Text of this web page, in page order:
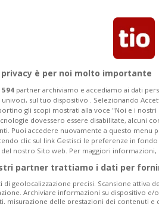
è per noi molto importante
594 partner archiviamo e accediamo ai dati
sul tuo dispositivo . Selezionando
gli scopi mostrati alla voce "Noi e i
dovessero essere disabilitate, alcuni
Puoi accedere nuovamente a questo
clic sul link Gestisci le preferenze in
nostro Sito web. Per maggiori informazioni,
partner trattiamo i dati per
di geolocalizzazione precisi. Scansione attiva
Archiviare informazioni su dispositivo e/
misurazione delle prestazioni dei contenuti e